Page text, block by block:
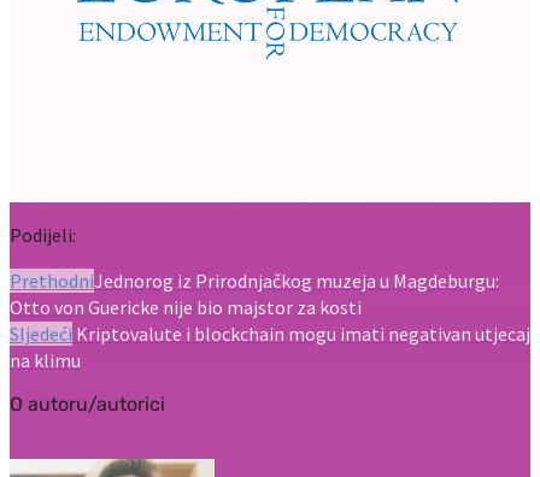
Podijeli:
PrethodniJednorog iz Prirodnjačkog muzeja u Magdeburgu:
Otto von Guericke nije bio majstor za kosti
Sljedeći Kriptovalute i blockchain mogu imati negativan utjecaj
na klimu
O autoru/autorici